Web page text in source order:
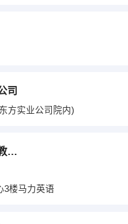
司
方实业公司院内)
泰兴市优能文化艺术教育培训中心有限公司�D马力英语
3楼马力英语